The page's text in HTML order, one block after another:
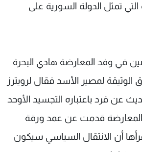
تمثل الدولة السورية على
في وفد المعارضة هادي البحرة
لمصير الأسد فقال لرويترز
عن فرد باعتباره التجسيد الأوحد
قدمت عن عمد ورقة
أن الانتقال السياسي سيكون